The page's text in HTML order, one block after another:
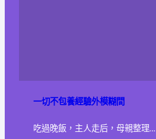
一切不包養經驗外模糊間
吃過晚飯，主人走后，母親整理…